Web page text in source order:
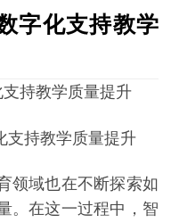
字化支持教学
持教学质量提升
持教学质量提升
域也在不断探索如
。在这一过程中，智